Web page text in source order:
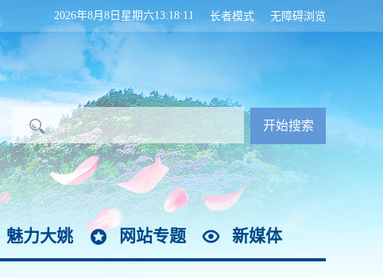
无障碍浏览
长者模式
2026年8月8日星期六13:18:12
魅力大姚 网站专题 新媒体